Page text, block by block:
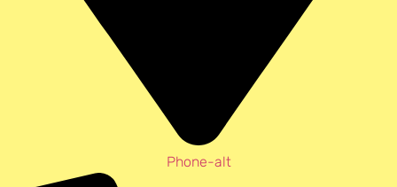
Phone-alt